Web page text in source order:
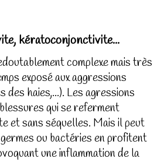
kératoconjonctivite...
complexe mais très
exposé aux aggressions
des haies,...). Les agressions
qui se referment
et sans séquelles. Mais il peut
ou bactéries en profitent
une inflammation de la